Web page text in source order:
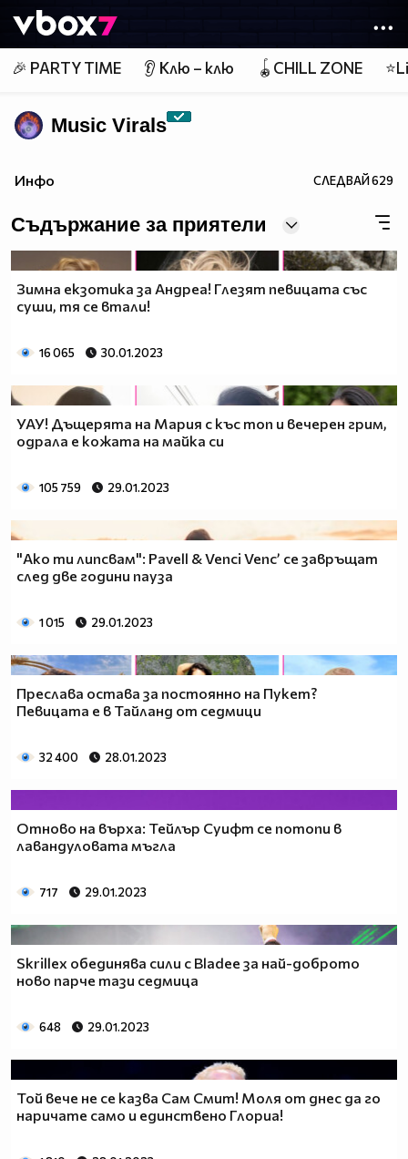
👾
🎉 PARTY TIME 👂 Клю – клю 🪀CHILL ZONE
Music Virals
Инфо СЛЕДВАЙ629
Съдържание за приятели
Зимна екзотика за Андреа! Глезят певицата със
суши, тя се втали!
16 065 30.01.2023
УАУ! Дъщерята на Мария с къс топ и вечерен грим,
одрала е кожата на майка си
105 759 29.01.2023
"Ако ти липсвам": Pavell & Venci Venc’ се завръщат
след две години пауза
1 015 29.01.2023
Преслава остава за постоянно на Пукет?
Певицата е в Тайланд от седмици
32 400 28.01.2023
Отново на върха: Тейлър Суифт се потопи в
лавандуловата мъгла
717 29.01.2023
Skrillex обединява сили с Bladee за най-доброто
ново парче тази седмица
648 29.01.2023
Той вече не се казва Сам Смит! Моля от днес да го
наричате само и единствено Глориа!